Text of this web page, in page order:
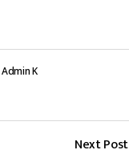
Admin K
Next Post